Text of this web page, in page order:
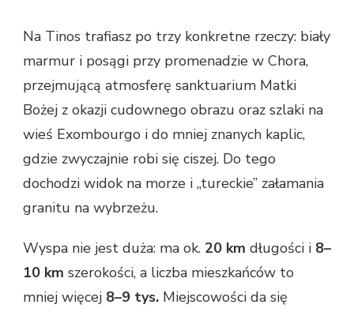
Na Tinos trafiasz po trzy konkretne rzeczy: biały
marmur i posągi przy promenadzie w Chora,
przejmującą atmosferę sanktuarium Matki
Bożej z okazji cudownego obrazu oraz szlaki na
wieś Exombourgo i do mniej znanych kaplic,
gdzie zwyczajnie robi się ciszej. Do tego
dochodzi widok na morze i „tureckie” załamania
granitu na wybrzeżu.
Wyspa nie jest duża: ma ok. 20 km długości i 8–
10 km szerokości, a liczba mieszkańców to
mniej więcej 8–9 tys. Miejscowości da się